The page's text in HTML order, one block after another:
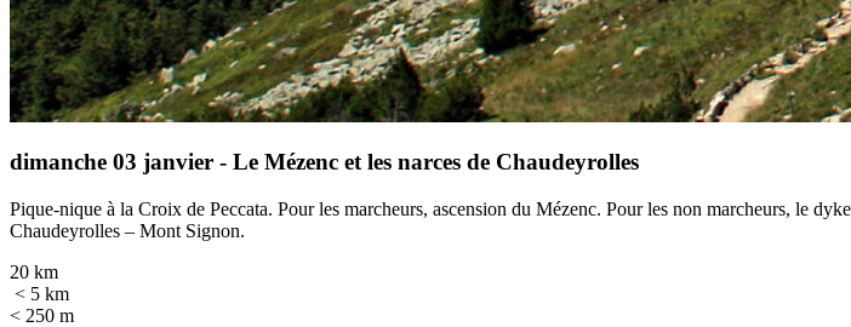
dimanche 03 janvier - Le Mézenc et les narces de Chaudeyrolles
Pique-nique à la Croix de Peccata. Pour les marcheurs, ascension du Mézenc. Pour les non marcheurs, le
Chaudeyrolles – Mont Signon.
20 km
< 5 km
< 250 m